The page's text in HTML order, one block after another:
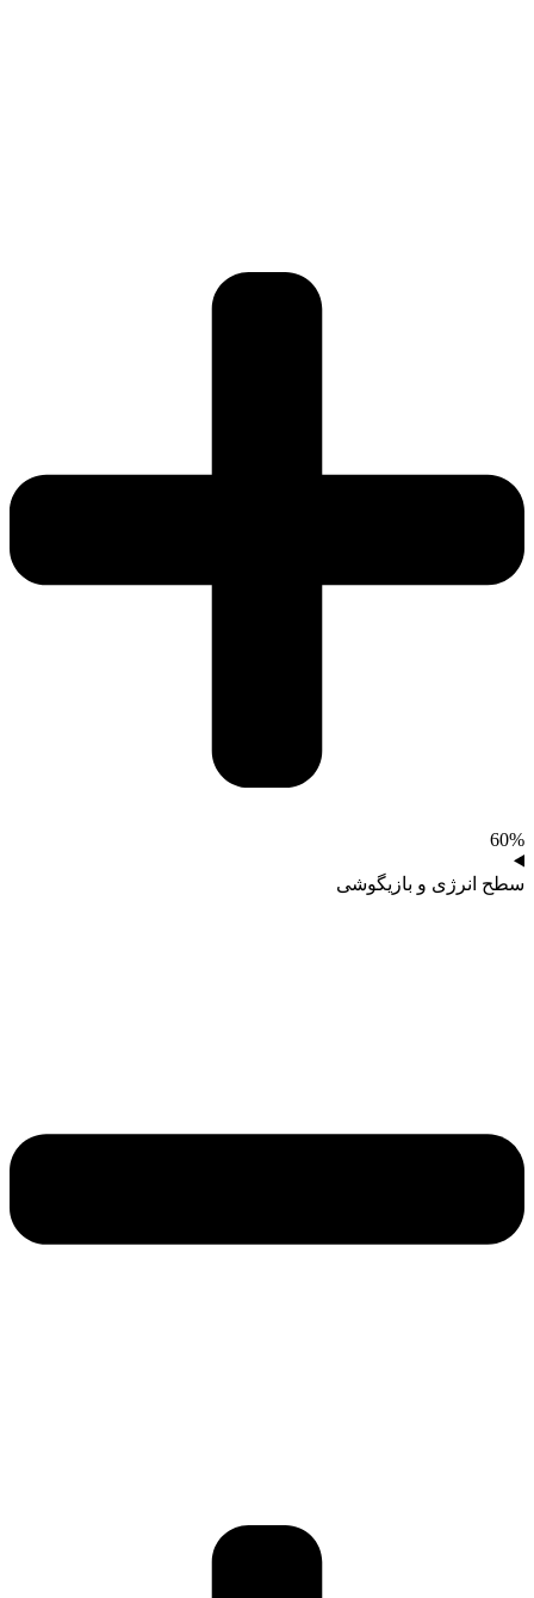
60%
سطح انرژی و بازیگوشی